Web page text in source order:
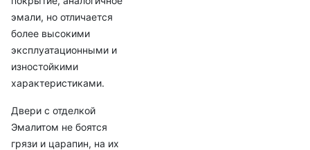
эмали, но отличается
более высокими
эксплуатационными и
изностойкими
характеристиками.
Двери с отделкой
Эмалитом не боятся
грязи и царапин, на их